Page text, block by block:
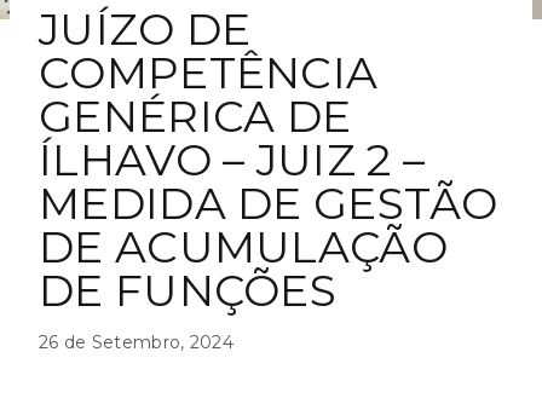
JUÍZO DE
COMPETÊNCIA
GENÉRICA DE
ÍLHAVO – JUIZ 2 –
MEDIDA DE GESTÃO
DE ACUMULAÇÃO
DE FUNÇÕES
26 de Setembro, 2024